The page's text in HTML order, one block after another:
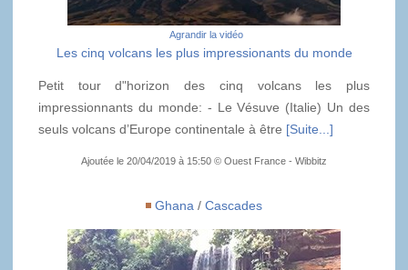
Agrandir la vidéo
Les cinq volcans les plus impressionants du monde
Petit tour d"horizon des cinq volcans les plus
impressionnants du monde: - Le Vésuve (Italie) Un des
seuls volcans d’Europe continentale à être [Suite...]
Ajoutée le 20/04/2019 à 15:50 © Ouest France - Wibbitz
Ghana / Cascades